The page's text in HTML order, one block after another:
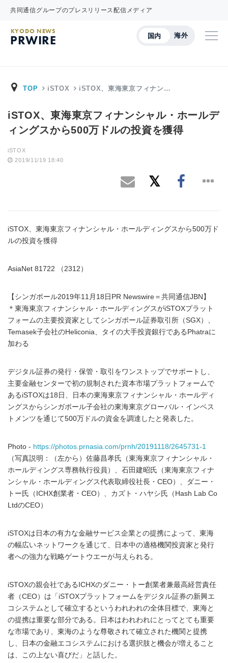
共同通信グループのプレスリリース配信メディア
国内 海外
KYODO NEWS
PRWIRE
TOP iSTOX iSTOX、東海東京フィナン…
iSTOX、東海東京フィナンシャル・ホールデ
ィングスから500万ドルの投資を獲得
iSTOX
2019/11/19 18:40
iSTOX、東海東京フィナンシャル・ホールディングスから500万ド
ルの投資を獲得
AsiaNet 81722 （2312）
【シンガポール2019年11月18日PR Newswire＝共同通信JBN】
＊東海東京フィナンシャル・ホールディングスがiSTOXプラット
フォームの主要投資家としてシンガポール証券取引所（SGX）、
Temasek子会社のHeliconia、タイの大手投資銀行であるPhatraに
加わる
デジタル証券の発行・保管・取引をワンストップでサポートし、
主要金融センターで初の規制された資本市場プラットフォームで
あるiSTOXは18日、日本の東海東京フィナンシャル・ホールディ
ングスからシンガポール子会社の東海東京グローバル・インベス
トメンツを通じて500万ドルの資金を調達したと発表した。
Photo - https://photos.prnasia.com/prnh/20191118/2645731-1
（写真説明：（左から）佐藤昌孝氏（東海東京フィナンシャル・
ホールディングス専務執行役員）、石田建昭氏（東海東京フィナ
ンシャル・ホールディングス代表取締役社長・CEO）、ダニー・
トー氏（ICHX創業者・CEO）、カズト・ハヤシ氏（Hash Lab Co
LtdのCEO）
iSTOXは日本の有力な金融サービス企業との提携によって、東海
の幅広いネットワークを通じて、日本中の適格機関投資家と発行
者への強力な戦略ゲートウエーが与えられる。
iSTOXの親会社であるICHXのダニー・トー創業者兼最高経営責任
者（CEO）は「iSTOXプラットフォームをデジタル証券の新興エ
コシステムとして確立するというわれわれの全体目標で、東海と
の提携は重要な部分である。日本はわれわれにとってとても重要
な市場であり、東海のような尊敬されて確立された機関と提携
し、日本の金融エコシステムにおける選択肢と機会が増えること
は、この上ない喜びだ」と話した。